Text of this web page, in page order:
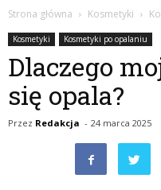
Strona główna Kosmetyki
Kosmetyki Kosmetyki po opalaniu
Dlaczego
się opala?
Przez Redakcja - 24 marca 2025